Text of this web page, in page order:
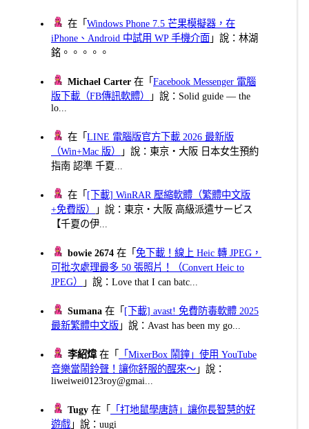
在「Windows Phone 7.5 芒果模擬器，在
iPhone、Android 中試用 WP 手機介面 」說：林湖
銘。。。。。
Michael Carter 在「Facebook Messenger 電腦
版下載（FB傳訊軟體）
」說：Solid guide — the
lo...
在「LINE 電腦版官方下載 2026 最新版
（Win+Mac 版）
」說：東京・大阪 日本女生預約
指南 認準 千夏...
在「 [下載] WinRAR 壓縮軟體（繁體中文版
+免費版）
」說：東京・大阪 高級派遣サービス
【千夏の伊...
bowie 2674 在「免下載！線上 Heic 轉 JPEG，
可批次處理最多 50 張照片！（Convert Heic to
JPEG）
」說：Love that I can batc...
Sumana 在「 [下載] avast! 免費防毒軟體 2025
最新繁體中文版 」說：Avast has been my go...
李紹煒在「
「MixerBox 鬧鐘」使用 YouTube
音樂當鬧鈴聲！讓你舒服的醒來～ 」說：
liweiwei0123roy@gmai...
Tugy 在「
「打地鼠學唐詩」讓你長智慧的好
遊戲 」說：uugi